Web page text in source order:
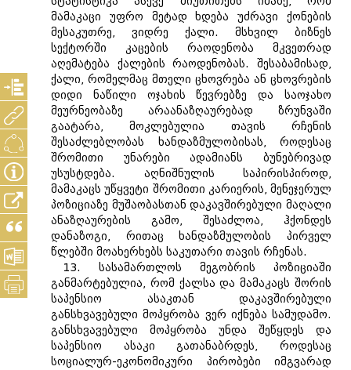
მამაკაცი უფრო მეტად ხდება უძრავი ქონების
მესაკუთრე, ვიდრე ქალი. მსხვილ ბიზნეს
სექტორში კაცების რაოდენობა მკვეთრად
აღემატება ქალების რაოდენობას. შესაბამისად,
ქალი, რომელმაც მთელი ცხოვრება ან ცხოვრების
დიდი ნაწილი ოჯახის წევრებზე და საოჯახო
მეურნეობაზე არაანაზღაურებად ზრუნვაში
გაატარა, მოკლებულია თავის რჩენის
შესაძლებლობას ხანდაზმულობისას, როდესაც
შრომითი უნარები ადამიანს ბუნებრივად
უსუსტდება. აღნიშნულის საპირისპიროდ,
მამაკაცს უწყვეტი შრომითი კარიერის, მენეჯერულ
პოზიციაზე მუშაობასთან დაკავშირებული მაღალი
ანაზღაურების გამო, შესაძლოა, ჰქონდეს
დანაზოგი, რითაც ხანდაზმულობის პირველ
წლებში მოახერხებს საკუთარი თავის რჩენას.
13. სასამართლოს მეგობრის პოზიციაში
განმარტებულია, რომ ქალსა და მამაკაცს შორის
საპენსიო ასაკთან დაკავშირებული
განსხვავებული მოპყრობა ვერ იქნება სამუდამო.
განსხვავებული მოპყრობა უნდა შეწყდეს და
საპენსიო ასაკი გათანაბრდეს, როდესაც
სოციალურ-ეკონომიკური პირობები იმგვარად